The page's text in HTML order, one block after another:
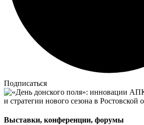
Подписаться
Выставки, конференции, форумы